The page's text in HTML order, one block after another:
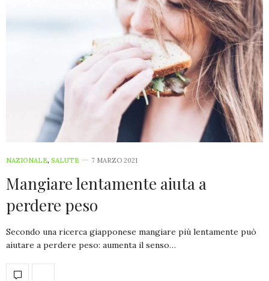
NAZIONALE, SALUTE 7 MARZO 2021
Mangiare lentamente aiuta a
perdere peso
Secondo una ricerca giapponese mangiare più lentamente può
aiutare a perdere peso: aumenta il senso…